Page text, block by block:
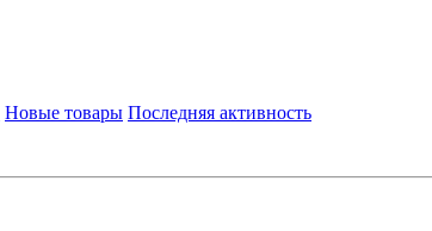
Новые товары Последняя активность